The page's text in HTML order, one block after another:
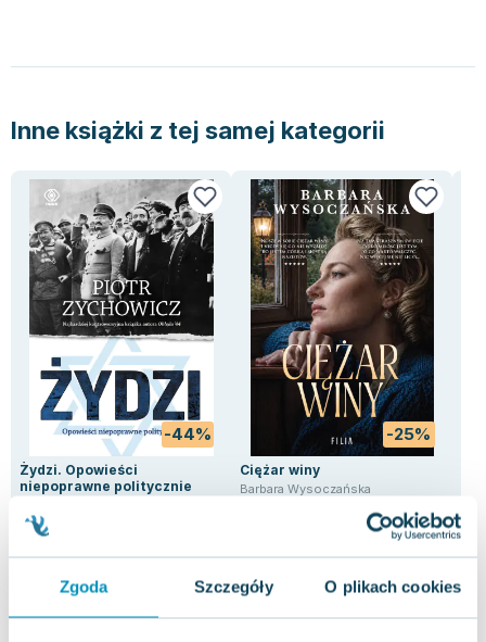
Zgoda Szczegóły O plikach cookies
Inne książki z tej samej kategorii
-44%
Żydzi. Opowieści
niepoprawne politycznie
-25%
Ciężar winy
Barbara Wysoczańska
5.0
Nowa